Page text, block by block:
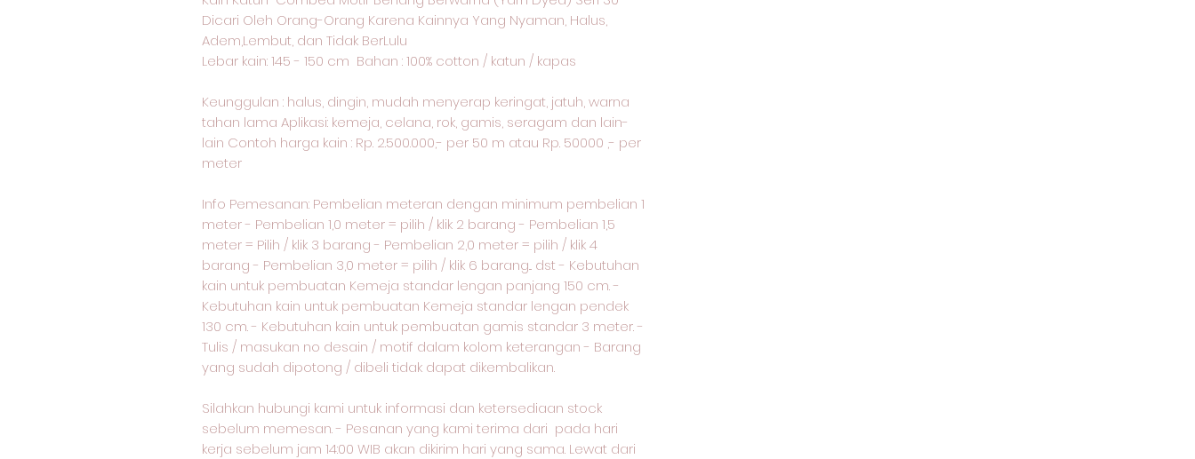
Dicari Oleh Orang-Orang Karena Kainnya Yang Nyaman, Halus,
Adem,Lembut, dan Tidak BerLulu
Lebar kain: 145 - 150 cm Bahan : 100% cotton / katun / kapas
Keunggulan : halus, dingin, mudah menyerap keringat, jatuh, warna
tahan lama Aplikasi: kemeja, celana, rok, gamis, seragam dan lain-
lain Contoh harga kain : Rp. 2.500.000,- per 50 m atau Rp. 50000 ,- per
meter
Info Pemesanan: Pembelian meteran dengan minimum pembelian 1
meter - Pembelian 1,0 meter = pilih / klik 2 barang - Pembelian 1,5
meter = Pilih / klik 3 barang - Pembelian 2,0 meter = pilih / klik 4
barang - Pembelian 3,0 meter = pilih / klik 6 barang... dst - Kebutuhan
kain untuk pembuatan Kemeja standar lengan panjang 150 cm. -
Kebutuhan kain untuk pembuatan Kemeja standar lengan pendek
130 cm. - Kebutuhan kain untuk pembuatan gamis standar 3 meter. -
Tulis / masukan no desain / motif dalam kolom keterangan - Barang
yang sudah dipotong / dibeli tidak dapat dikembalikan.
Silahkan hubungi kami untuk informasi dan ketersediaan stock
sebelum memesan. - Pesanan yang kami terima dari pada hari
kerja sebelum jam 14:00 WIB akan dikirim hari yang sama. Lewat dari